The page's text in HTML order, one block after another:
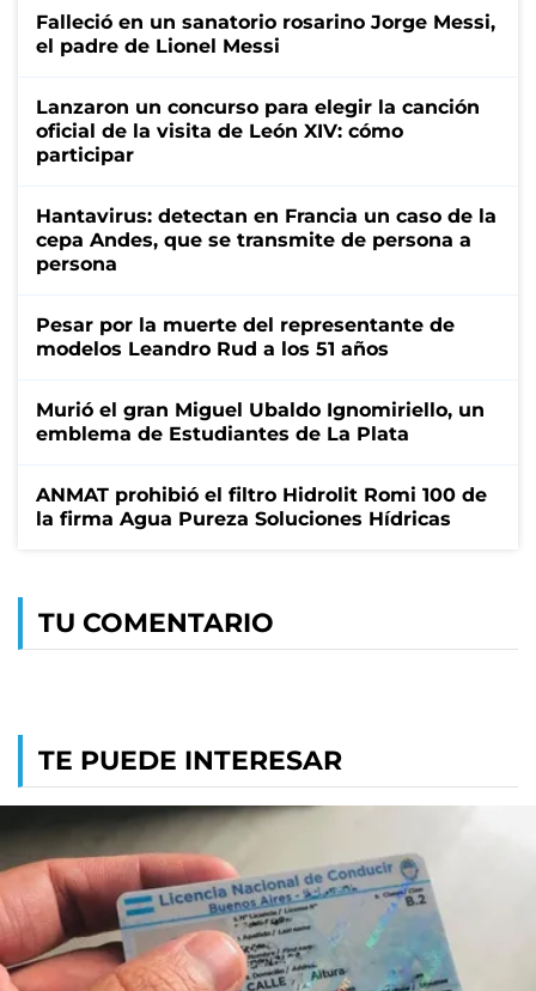
Falleció en un sanatorio rosarino Jorge Messi,
el padre de Lionel Messi
Lanzaron un concurso para elegir la canción
oficial de la visita de León XIV: cómo
participar
Hantavirus: detectan en Francia un caso de la
cepa Andes, que se transmite de persona a
persona
Pesar por la muerte del representante de
modelos Leandro Rud a los 51 años
Murió el gran Miguel Ubaldo Ignomiriello, un
emblema de Estudiantes de La Plata
ANMAT prohibió el filtro Hidrolit Romi 100 de
la firma Agua Pureza Soluciones Hídricas
TU COMENTARIO
TE PUEDE INTERESAR